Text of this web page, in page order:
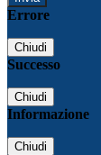
Errore
Chiudi
Successo
Chiudi
Informazione
Chiudi